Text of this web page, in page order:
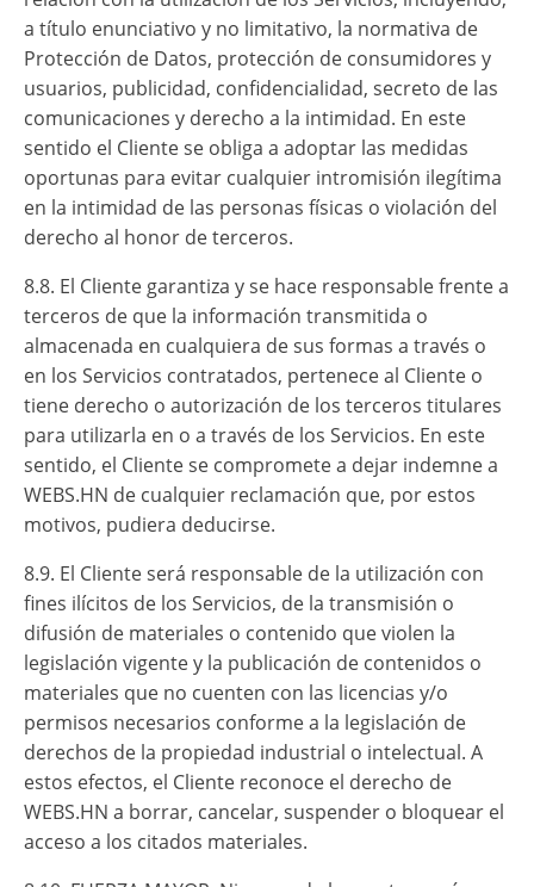
a título enunciativo y no limitativo, la normativa de
Protección de Datos, protección de consumidores y
usuarios, publicidad, confidencialidad, secreto de las
comunicaciones y derecho a la intimidad. En este
sentido el Cliente se obliga a adoptar las medidas
oportunas para evitar cualquier intromisión ilegítima
en la intimidad de las personas físicas o violación del
derecho al honor de terceros.
8.8. El Cliente garantiza y se hace responsable frente a
terceros de que la información transmitida o
almacenada en cualquiera de sus formas a través o
en los Servicios contratados, pertenece al Cliente o
tiene derecho o autorización de los terceros titulares
para utilizarla en o a través de los Servicios. En este
sentido, el Cliente se compromete a dejar indemne a
WEBS.HN de cualquier reclamación que, por estos
motivos, pudiera deducirse.
8.9. El Cliente será responsable de la utilización con
fines ilícitos de los Servicios, de la transmisión o
difusión de materiales o contenido que violen la
legislación vigente y la publicación de contenidos o
materiales que no cuenten con las licencias y/o
permisos necesarios conforme a la legislación de
derechos de la propiedad industrial o intelectual. A
estos efectos, el Cliente reconoce el derecho de
WEBS.HN a borrar, cancelar, suspender o bloquear el
acceso a los citados materiales.